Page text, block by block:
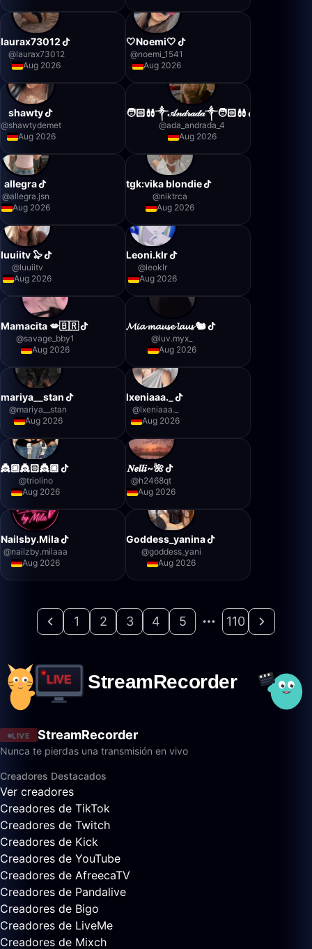
laurax73012
@laurax73012
Aug 2026
🤍Noemi🤍
@noemi_1541
Aug 2026
shawty
@shawtydemet
Aug 2026
🧑🏻‍🩰༒𝒜𝓃𝒹𝓇𝒶𝒹𝒶༒🧑🏻‍🩰
@ada_andrada_4
Aug 2026
allegra
@allegra.jsn
Aug 2026
tgk:vika blondie
@niktrca
Aug 2026
luuiitv 🦭
@luuiitv
Aug 2026
Leoni.klr
@leoklr
Aug 2026
Mamacita 💋🇧🇷
@savage_bby1
Aug 2026
𝓜𝓲𝓪 𝓶𝓪𝓾𝓼𝓮 𝓵𝓪𝓾𝓼 🐿️
@luv.myx_
Aug 2026
mariya__stan
@mariya__stan
Aug 2026
lxeniaaa._
@lxeniaaa._
Aug 2026
👸🏼👸🏻👸🏼
@triolino
Aug 2026
𝑵𝒆𝒍𝒍𝒊~🌺
@h2468qt
Aug 2026
Nailsby.Mila
@nailzby.milaaa
Aug 2026
Goddess_yanina
@goddess_yani
Aug 2026
1 2 3 4 5 110
LIVE StreamRecorder
Nunca te pierdas una transmisión en vivo
Creadores Destacados
Ver creadores
Creadores de TikTok
Creadores de Twitch
Creadores de Kick
Creadores de YouTube
Creadores de AfreecaTV
Creadores de Pandalive
Creadores de Bigo
Creadores de LiveMe
Creadores de Mixch